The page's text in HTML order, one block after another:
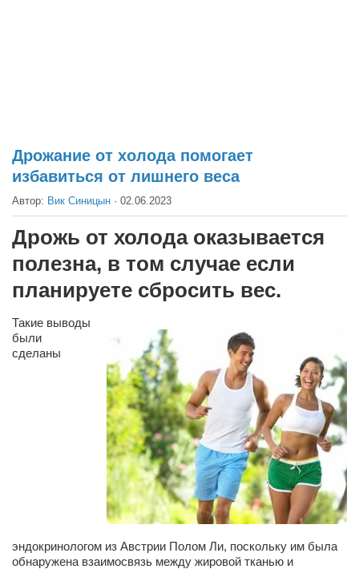
Выборы
Деньги
Здоровый образ жизни
Сам себе доктор
Активный отдых
Арт-менеджеры
Лариса Ильченко
Тамара Кубракова
Дрожание от холода помогает
избавиться от лишнего веса
Автор: Вик Синицын · 02.06.2023
Дрожь от холода оказывается
полезна, в том случае если
планируете сбросить вес.
Такие выводы
были
сделаны
эндокринологом из Австрии Полом Ли, поскольку им была
обнаружена взаимосвязь между жировой тканью и